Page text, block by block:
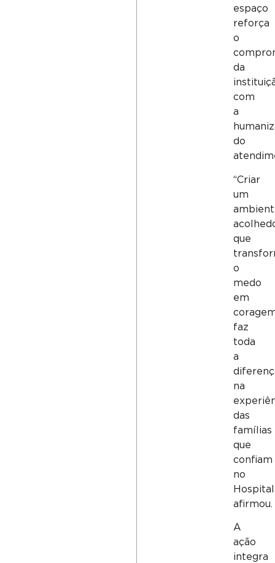
espaço
reforça
o
da
com
a
do
“Criar
um
que
o
medo
em
faz
toda
a
na
das
famílias
que
confiam
no
afirmou.
A
ação
integra